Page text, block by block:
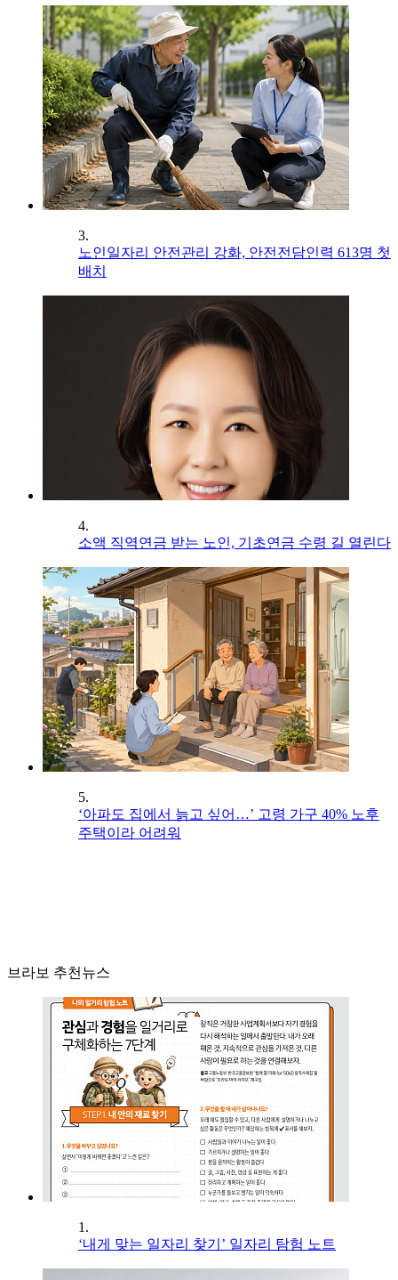
3.
노인일자리 안전관리 강화, 안전전담인력 613명 첫
배치
4.
소액 직역연금 받는 노인, 기초연금 수령 길 열린다
5.
‘아파도 집에서 늙고 싶어…’ 고령 가구 40% 노후
주택이라 어려워
브라보 추천뉴스
1.
‘내게 맞는 일자리 찾기’ 일자리 탐험 노트